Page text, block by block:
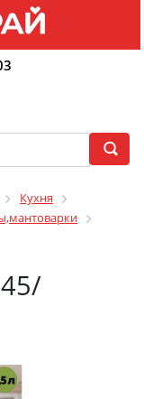
Кухня